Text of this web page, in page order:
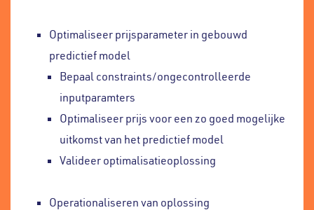
Optimaliseer prijsparameter in gebouwd
predictief model
Bepaal constraints/ongecontrolleerde
inputparamters
Optimaliseer prijs voor een zo goed mogelijke
uitkomst van het predictief model
Valideer optimalisatieoplossing
Operationaliseren van oplossing